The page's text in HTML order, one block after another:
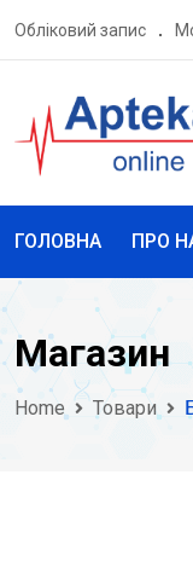
Обліковий запис
ГОЛОВНА ПРО
Магазин
Home Товари